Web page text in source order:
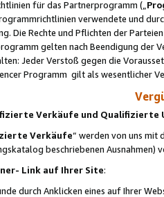
für das Partnerprogramm („
verwendete und
Die Rechte und Pflichten der
gelten nach Beendigung der
Jeder Verstoß gegen die
Programm gilt als wesentlicher
Verkäufe und Qualifizierte
Verkäufe“ werden von uns mit
beschriebenen Ausnahmen)
Link auf Ihrer Site:
durch Anklicken eines auf Ihrer